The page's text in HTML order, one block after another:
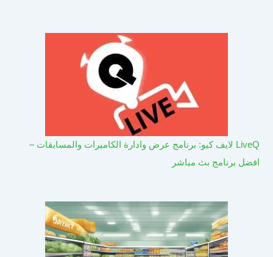
LiveQ لايف كيو: برنامج عرض وادارة الكاميرات والمسابقات –
افضل برنامج بث مباشر